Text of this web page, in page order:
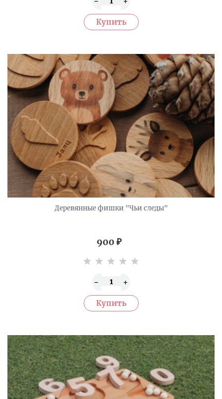
Деревянные фишки "Чьи следы"
900 ₽